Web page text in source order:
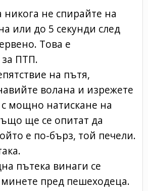
никога не спирайте на
или до 5 секунди след
Това е
за ПТП.
на пътя,
волана и изрежете
с мощно натискане на
ще се опитат да
е по-бърз, той печели.
пътека винаги се
пред пешеходеца.